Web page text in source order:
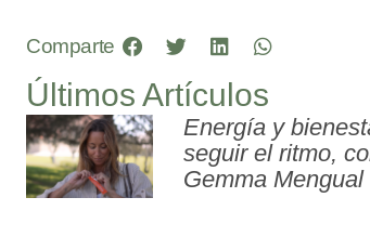
Comparte
Últimos Artículos
Energía y
seguir el ritmo,
Gemma Mengual